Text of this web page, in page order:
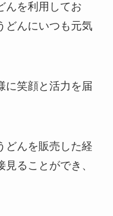
んを利用してお
どんにいつも元気
に笑顔と活力を届
どんを販売した経
ることができ、